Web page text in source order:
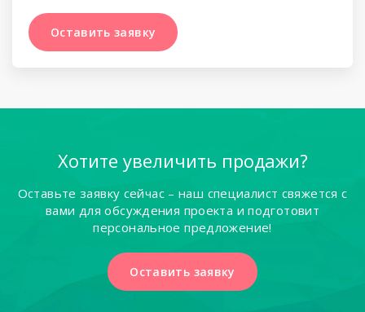
Оставить заявку
Оставить заявку
Хотите увеличить продажи?
Оставьте заявку сейчас – наш специалист свяжется с
вами для обсуждения проекта и подготовит
персональное предложение!
Оставить заявку
Оставить заявку